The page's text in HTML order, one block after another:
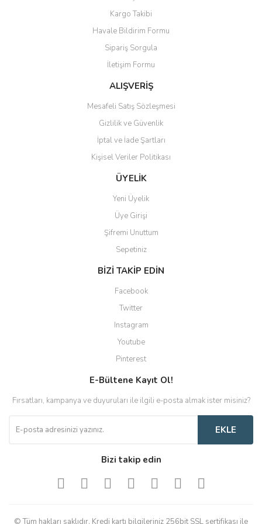
Yorum Yaz
Ürün resmi kalitesiz, bozuk veya görüntülenemiyor.
Ürün açıklamasında eksik bilgiler bulunuyor.
Ürün bilgilerinde hatalar bulunuyor.
Ürün fiyatı diğer sitelerden daha pahalı.
Bu ürüne benzer farklı alternatifler olmalı.
Gönder
Kargo Takibi
Havale Bildirim Formu
Sipariş Sorgula
İletişim Formu
ALIŞVERİŞ
Mesafeli Satış Sözleşmesi
Gizlilik ve Güvenlik
İptal ve İade Şartları
Kişisel Veriler Politikası
ÜYELİK
Yeni Üyelik
Üye Girişi
Şifremi Unuttum
Sepetiniz
BİZİ TAKİP EDİN
Facebook
Twitter
Instagram
Youtube
Pinterest
E-Bültene Kayıt Ol!
Fırsatları, kampanya ve duyuruları ile ilgili e-posta almak ister misiniz?
EKLE
Bizi takip edin
© Tüm hakları saklıdır. Kredi kartı bilgileriniz 256bit SSL sertifikası ile